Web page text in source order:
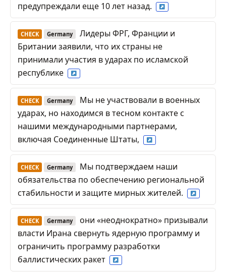
предупреждали еще 10 лет назад.
CHECK Germany
Лидеры ФРГ, Франции и
Британии заявили, что их страны не
принимали участия в ударах по исламской
республике
CHECK Germany
Мы не участвовали в военных
ударах, но находимся в тесном контакте с
нашими международными партнерами,
включая Соединенные Штаты,
CHECK Germany
Мы подтверждаем наши
обязательства по обеспечению региональной
стабильности и защите мирных жителей.
CHECK Germany
они «неоднократно» призывали
власти Ирана свернуть ядерную программу и
ограничить программу разработки
баллистических ракет